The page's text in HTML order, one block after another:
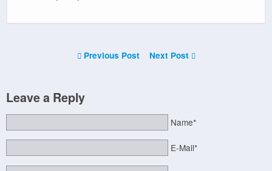
Previous Post Next Post
Leave a Reply
Name*
E-Mail*